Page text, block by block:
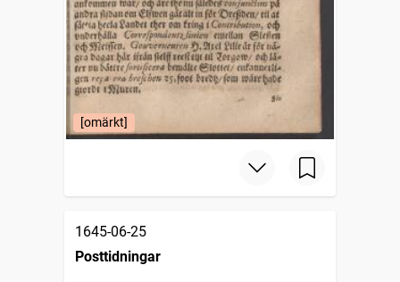
[omärkt]
1645-06-25
Posttidningar